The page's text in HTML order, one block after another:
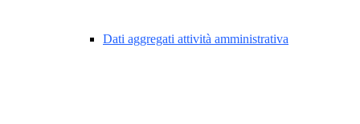
Dati aggregati attività amministrativa